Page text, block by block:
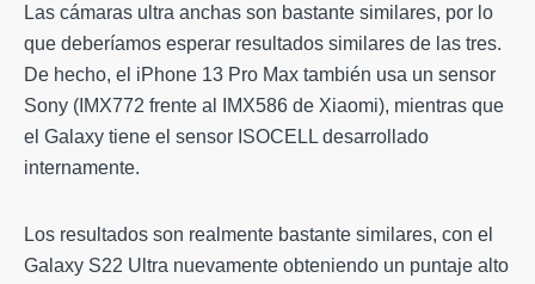
Las cámaras ultra anchas son bastante similares, por lo
que deberíamos esperar resultados similares de las tres.
De hecho, el iPhone 13 Pro Max también usa un sensor
Sony (IMX772 frente al IMX586 de Xiaomi), mientras que
el Galaxy tiene el sensor ISOCELL desarrollado
internamente.
Los resultados son realmente bastante similares, con el
Galaxy S22 Ultra nuevamente obteniendo un puntaje alto